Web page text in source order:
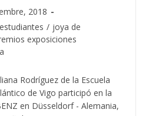
2018
estudiantes / joya de
exposiciones
Rodríguez de la Escuela
de Vigo participó en la
en Düsseldorf - Alemania,